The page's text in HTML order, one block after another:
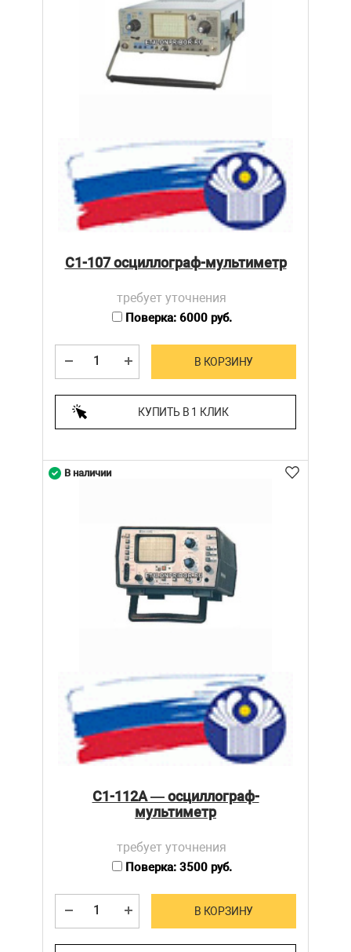
С1-107 осциллограф-мультиметр
требует уточнения
Поверка: 6000 руб.
В КОРЗИНУ
КУПИТЬ В 1 КЛИК
С1-112А — осциллограф-
мультиметр
требует уточнения
Поверка: 3500 руб.
В КОРЗИНУ
В наличии